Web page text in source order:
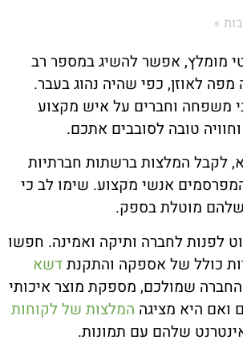
»
מומלץ, אפשר להשיג במספר רב
לאוזן, כפי שהיה נהוג בעבר.
משפחה וחברים על איש מקצוע
טובה לסובבים אתכם.
לקבל המלצות ברשתות חברתיות
אנשי מקצוע. שימו לב כי
שלהם מוטלת בספק.
לפנות לחברה ותיקה ואמינה. חפשו
כולל של אספקה והתקנתדשא
שמולכם, מספקת מוצר איכותי
ואם היא מציגה המלצות של לקוחות
שלהם עם תמונות.